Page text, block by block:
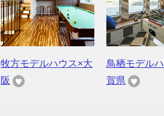
牧方モデルハウス×大
阪
鳥栖モデル
賀県